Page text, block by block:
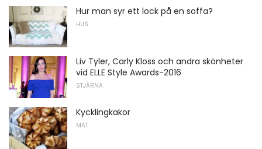
Hur man syr ett lock på en soffa?
HUS
Liv Tyler, Carly Kloss och andra skönheter
vid ELLE Style Awards-2016
STJÄRNA
Kycklingkakor
MAT